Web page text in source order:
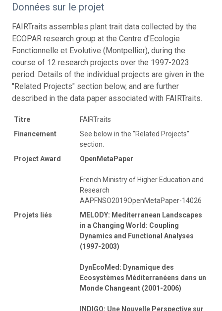
Données sur le projet
FAIRTraits assembles plant trait data collected by the
ECOPAR research group at the Centre d'Ecologie
Fonctionnelle et Evolutive (Montpellier), during the
course of 12 research projects over the 1997-2023
period. Details of the individual projects are given in the
"Related Projects" section below, and are further
described in the data paper associated with FAIRTraits.
Titre
FAIRTraits
Financement
See below in the "Related Projects"
section.
Project Award
OpenMetaPaper
French Ministry of Higher Education and
Research
AAPFNSO2019OpenMetaPaper-14026
Projets liés
MELODY: Mediterranean Landscapes
in a Changing World: Coupling
Dynamics and Functional Analyses
(1997-2003)
DynEcoMed: Dynamique des
Ecosystèmes Méditerranéens dans un
Monde Changeant (2001-2006)
INDIGO: Une Nouvelle Perspective sur